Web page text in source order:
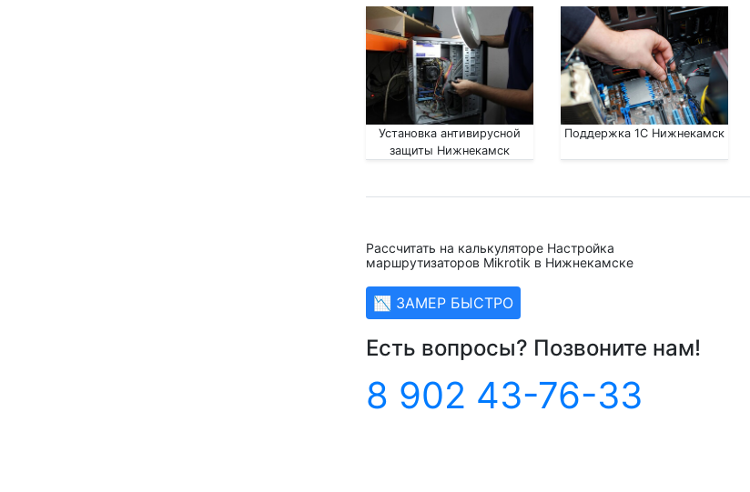
Установка антивирусной
защиты Нижнекамск
Поддержка 1С Нижнекамск
Рассчитать на калькуляторе Настройка
маршрутизаторов Mikrotik в Нижнекамске
📉 ЗАМЕР БЫСТРО
Есть вопросы? Позвоните нам!
8 902 43-76-33